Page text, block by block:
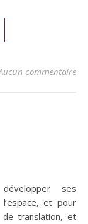
commentaire
et pour
translation, et